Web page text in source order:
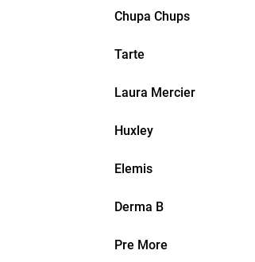
Chupa Chups
Tarte
Laura Mercier
Huxley
Elemis
Derma B
Pre More